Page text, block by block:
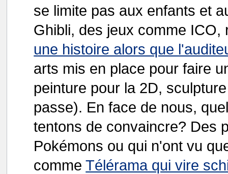
se limite pas aux enfants et
Ghibli, des jeux comme
une histoire alors que
arts mis en place pour faire
peinture pour la 2D,
passe). En face de nous,
tentons de convaincre? Des
Pokémons ou qui n'ont vu
commeTélérama qui vire